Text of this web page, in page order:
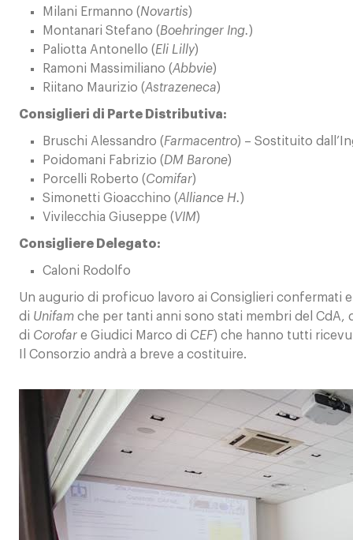
Milani Ermanno (Novartis)
Montanari Stefano (Boehringer Ing.)
Paliotta Antonello (Eli Lilly)
Ramoni Massimiliano (Abbvie)
Riitano Maurizio (Astrazeneca)
Consiglieri di Parte Distributiva:
Bruschi Alessandro (Farmacentro) – Sostituito
Poidomani Fabrizio (DM Barone)
Porcelli Roberto (Comifar)
Simonetti Gioacchino (Alliance H.)
Vivilecchia Giuseppe (VIM)
Consigliere Delegato:
Caloni Rodolfo
Un augurio di proficuo lavoro ai Consiglieri confermati
di Unifam che per tanti anni sono stati membri del
di Corofar e Giudici Marco di CEF) che hanno tutti
Il Consorzio andrà a breve a costituire.